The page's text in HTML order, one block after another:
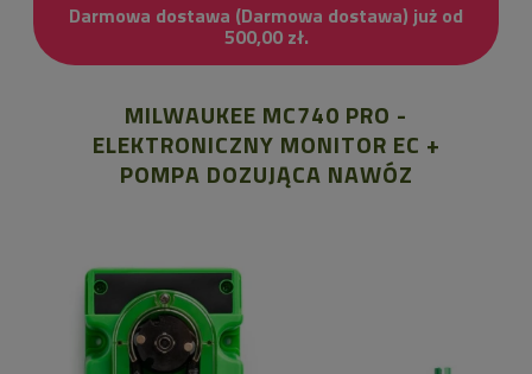
Darmowa dostawa (Darmowa dostawa) już od
500,00 zł.
MILWAUKEE MC740 PRO -
ELEKTRONICZNY MONITOR EC +
POMPA DOZUJĄCA NAWÓZ